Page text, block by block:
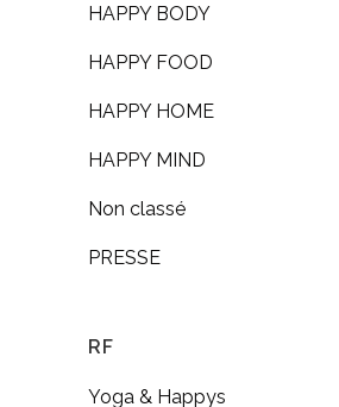
HAPPY BODY
HAPPY FOOD
HAPPY HOME
HAPPY MIND
Non classé
PRESSE
RF
Yoga & Happys